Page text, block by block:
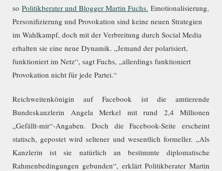
so Politikberater und Blogger Martin Fuchs. Emotionalisierung,
Personifizierung und Provokation sind keine neuen Strategien
im Wahlkampf, doch mit der Verbreitung durch Social Media
erhalten sie eine neue Dynamik. „Jemand der polarisiert,
funktioniert im Netz“, sagt Fuchs, „allerdings funktioniert
Provokation nicht für jede Partei.“
Reichweitenkönigin auf Facebook ist die amtierende
Bundeskanzlerin Angela Merkel mit rund 2,4 Millionen
„Gefällt-mir“-Angaben. Doch die Facebook-Seite erscheint
statisch, gepostet wird seltener und wesentlich formeller. „Als
Kanzlerin ist sie natürlich an bestimmte diplomatische
Rahmenbedingungen gebunden“, erklärt Politikberater Martin